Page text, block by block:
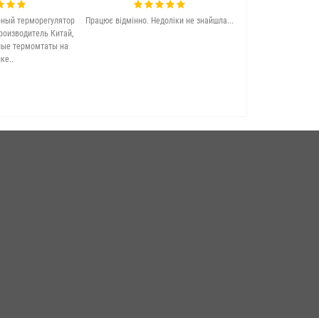
терморегулятор
Китай,
термомтаты на
Працює відмінно. Недоліки не знайшла...